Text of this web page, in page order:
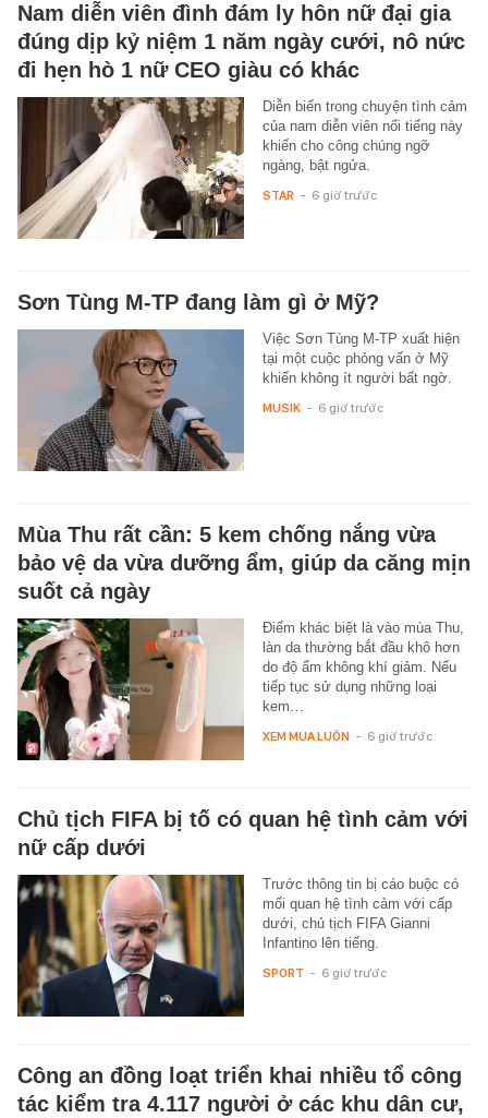
Nam diễn viên đình đám ly hôn nữ đại gia
đúng dịp kỷ niệm 1 năm ngày cưới, nô nức
đi hẹn hò 1 nữ CEO giàu có khác
Diễn biến trong chuyện tình cảm
của nam diễn viên nổi tiếng này
khiến cho công chúng ngỡ
ngàng, bật ngửa.
STAR - 6 giờ trước
Sơn Tùng M-TP đang làm gì ở Mỹ?
Việc Sơn Tùng M-TP xuất hiện
tại một cuộc phỏng vấn ở Mỹ
khiến không ít người bất ngờ.
MUSIK - 6 giờ trước
Mùa Thu rất cần: 5 kem chống nắng vừa
bảo vệ da vừa dưỡng ẩm, giúp da căng mịn
suốt cả ngày
Điểm khác biệt là vào mùa Thu,
làn da thường bắt đầu khô hơn
do độ ẩm không khí giảm. Nếu
tiếp tục sử dụng những loại
kem…
XEM MUA LUÔN - 6 giờ trước
Chủ tịch FIFA bị tố có quan hệ tình cảm với
nữ cấp dưới
Trước thông tin bị cáo buộc có
mối quan hệ tình cảm với cấp
dưới, chủ tịch FIFA Gianni
Infantino lên tiếng.
SPORT - 6 giờ trước
Công an đồng loạt triển khai nhiều tổ công
tác kiểm tra 4.117 người ở các khu dân cư,